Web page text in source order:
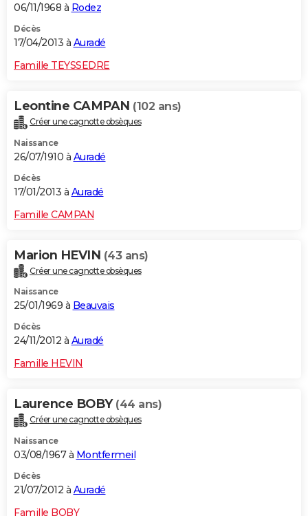
06/11/1968 à Rodez
Décès
17/04/2013 à Auradé
Famille TEYSSEDRE
Leontine CAMPAN (102 ans)
Créer une cagnotte obsèques
Naissance
26/07/1910 à Auradé
Décès
17/01/2013 à Auradé
Famille CAMPAN
Marion HEVIN (43 ans)
Créer une cagnotte obsèques
Naissance
25/01/1969 à Beauvais
Décès
24/11/2012 à Auradé
Famille HEVIN
Laurence BOBY (44 ans)
Créer une cagnotte obsèques
Naissance
03/08/1967 à Montfermeil
Décès
21/07/2012 à Auradé
Famille BOBY